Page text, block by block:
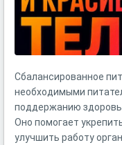
Сбалансированное
необходимыми
поддержанию
Оно помогает
улучшить работу